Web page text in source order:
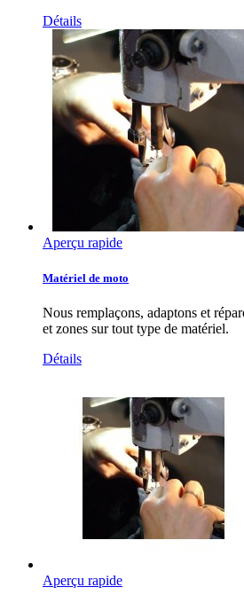
Détails
Aperçu rapide
Matériel de moto
Nous remplaçons, adaptons et
et zones sur tout type de matériel.
Détails
Aperçu rapide